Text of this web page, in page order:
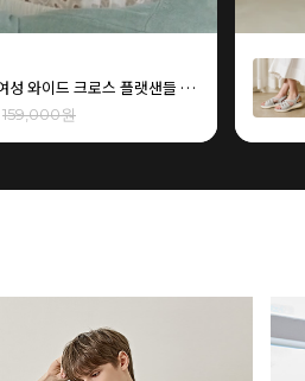
인텐스 by 엘칸토 여성 와이드 크로스 플랫샌들 1.5cm LCWW15I626
159,000원